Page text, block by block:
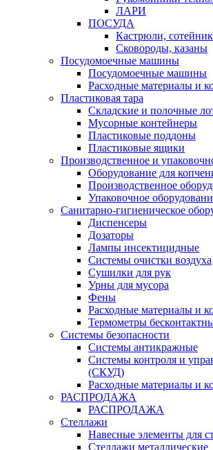
ЛАРИ
ПОСУДА
Кастрюли,
Сковороды, казаны
Посудомоечные машины
Посудомоечные машины
Расходные материалы и
Пластиковая тара
Складские и полочные
Мусорные контейнеры
Пластиковые поддоны
Пластиковые ящики
Производственное и
Оборудование для
Производственное
Упаковочное
Санитарно-гигиеническое
Диспенсеры
Дозаторы
Лампы инсектицидные
Системы очистки воздуха
Сушилки для рук
Урны для мусора
Фены
Расходные материалы и
Термометры
Системы безопасности
Системы антикражные
Системы контроля и
(СКУД)
Расходные материалы и
РАСПРОДАЖА
РАСПРОДАЖА
Стеллажи
Навесные элементы для
Стеллажи металлические